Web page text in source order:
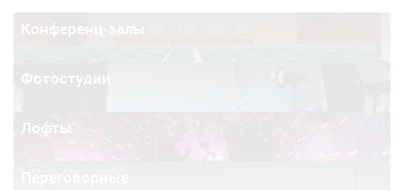
Конференц-залы
Фотостудии
Лофты